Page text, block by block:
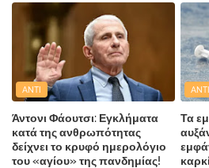
ANTI
Άντονι Φάουτσι: Εγκλήματα
κατά της ανθρωπότητας
δείχνει το κρυφό ημερολόγιο
του «αγίου» της πανδημίας!
ANTI
Τα